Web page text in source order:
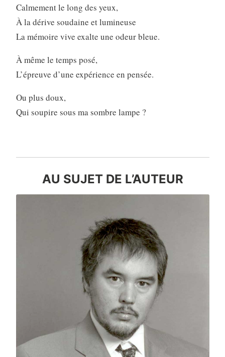
Calmement le long des yeux,
À la dérive soudaine et lumineuse
La mémoire vive exalte une odeur bleue.
À même le temps posé,
L’épreuve d’une expérience en pensée.
Ou plus doux,
Qui soupire sous ma sombre lampe ?
AU SUJET DE L’AUTEUR